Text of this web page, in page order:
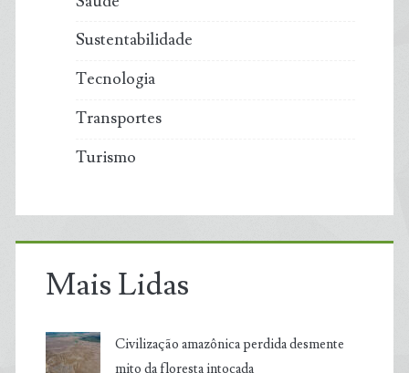
Sustentabilidade
Tecnologia
Transportes
Turismo
Mais Lidas
Civilização amazônica perdida desmente
mito da floresta intocada